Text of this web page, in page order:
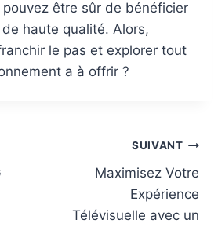
pouvez être sûr de bénéficier
de haute qualité. Alors,
le pas et explorer tout
a à offrir ?
SUIVANT
Maximisez Votre
Expérience
Télévisuelle avec un